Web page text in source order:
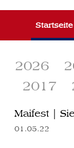
2026
2017
Startseite
Maifest |
01.05.22